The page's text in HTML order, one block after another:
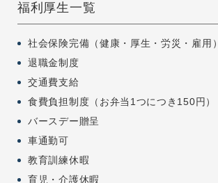
福利厚生一覧
社会保険完備（健康・厚生・労災・雇用）
退職金制度
交通費支給
食費負担制度（お弁当1つにつき150円）
バースデー贈呈
車通勤可
教育訓練休暇
育児・介護休暇